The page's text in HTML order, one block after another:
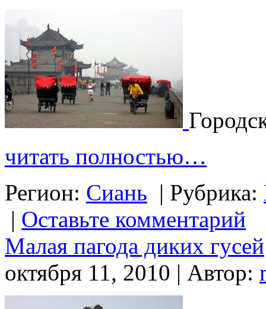
читать полностью…
Регион: Сиань | Рубрика:
| Оставьте комментарий
Малая пагода диких гусей
октября 11, 2010 | Автор: